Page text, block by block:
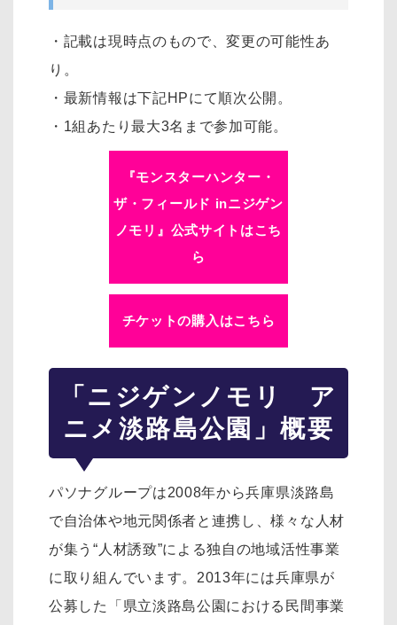
・記載は現時点のもので、変更の可能性あ
り。
・最新情報は下記HPにて順次公開。
・1組あたり最大3名まで参加可能。
『モンスターハンター・
ザ・フィールド inニジゲン
ノモリ』公式サイトはこち
ら
チケットの購入はこちら
「ニジゲンノモリ ア
ニメ淡路島公園」概要
パソナグループは2008年から兵庫県淡路島
で自治体や地元関係者と連携し、様々な人材
が集う“人材誘致”による独自の地域活性事業
に取り組んでいます。2013年には兵庫県が
公募した「県立淡路島公園における民間事業